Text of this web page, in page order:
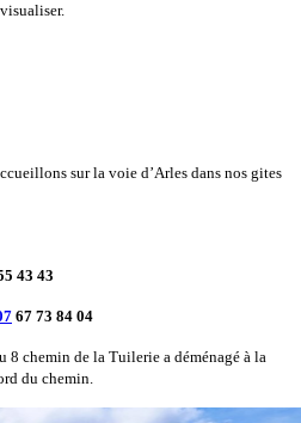
sur la voie d’Arles dans nos gites
43 43
67 73 84 04
8 chemin de la Tuilerie a déménagé à la
du chemin.